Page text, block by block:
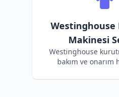
Makinesi
Westinghouse
bakım ve onarım